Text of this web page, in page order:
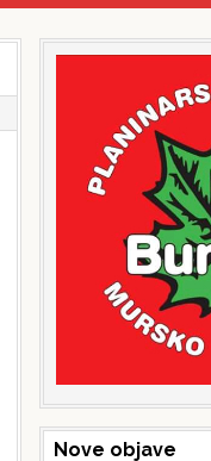
Nove objave